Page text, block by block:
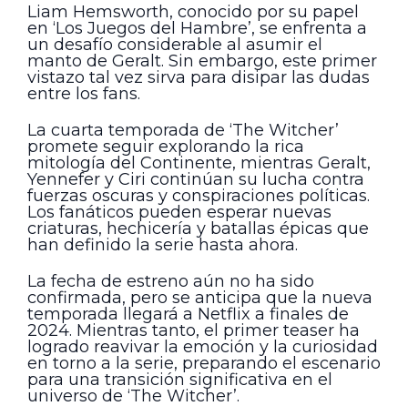
Liam Hemsworth, conocido por su papel
en ‘Los Juegos del Hambre’, se enfrenta a
un desafío considerable al asumir el
manto de Geralt. Sin embargo, este primer
vistazo tal vez sirva para disipar las dudas
entre los fans.
La cuarta temporada de ‘The Witcher’
promete seguir explorando la rica
mitología del Continente, mientras Geralt,
Yennefer y Ciri continúan su lucha contra
fuerzas oscuras y conspiraciones políticas.
Los fanáticos pueden esperar nuevas
criaturas, hechicería y batallas épicas que
han definido la serie hasta ahora.
La fecha de estreno aún no ha sido
confirmada, pero se anticipa que la nueva
temporada llegará a Netflix a finales de
2024. Mientras tanto, el primer teaser ha
logrado reavivar la emoción y la curiosidad
en torno a la serie, preparando el escenario
para una transición significativa en el
universo de ‘The Witcher’.